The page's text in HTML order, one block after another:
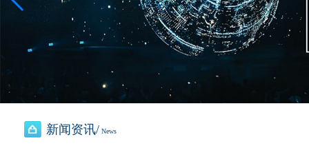
新闻资讯/ News